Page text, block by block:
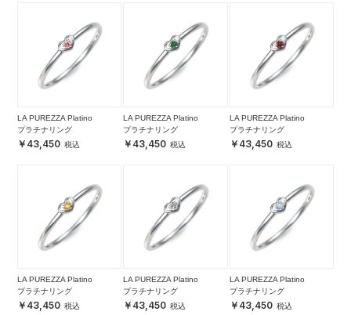
LA PUREZZA Platino
プラチナリング
43,450
LA PUREZZA Platino
プラチナリング
43,450
LA PUREZZA Platino
プラチナリング
43,450
LA PUREZZA Platino
プラチナリング
43,450
LA PUREZZA Platino
プラチナリング
43,450
LA PUREZZA Platino
プラチナリング
43,450